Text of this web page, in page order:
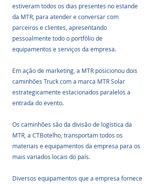
estiveram todos os dias presentes no estande
da MTR, para atender e conversar com
parceiros e clientes, apresentando
pessoalmente todo o portfólio de
equipamentos e serviços da empresa.
Em ação de marketing, a MTR posicionou dois
caminhões Truck com a marca MTR Solar
estrategicamente estacionados paralelos a
entrada do evento.
Os caminhões são da divisão de logística da
MTR, a CTBotelho, transportam todos os
materiais e equipamentos da empresa para os
mais variados locais do país.
Diversos equipamentos que a empresa fornece